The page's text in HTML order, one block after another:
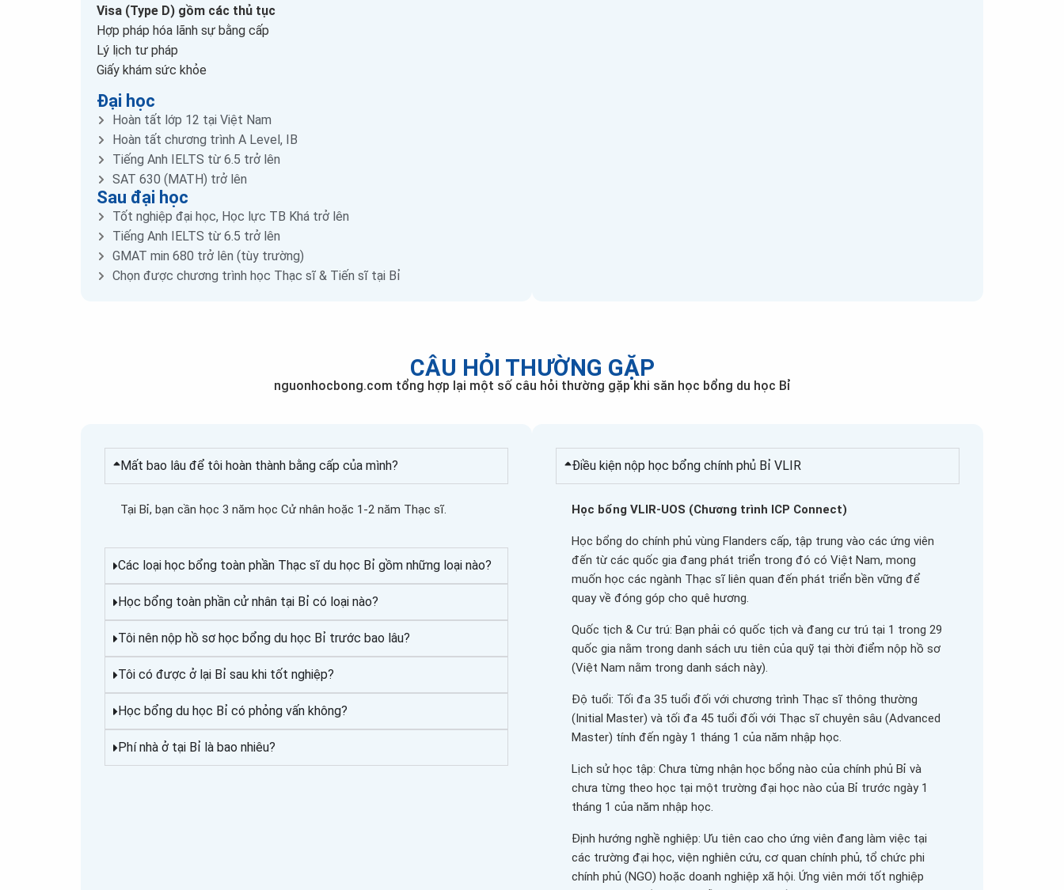
Visa (Type D) gồm các thủ tục
Hợp pháp hóa lãnh sự bằng cấp
Lý lịch tư pháp
Giấy khám sức khỏe
Đại học
Hoàn tất lớp 12 tại Việt Nam
Hoàn tất chương trình A Level, IB
Tiếng Anh IELTS từ 6.5 trở lên
SAT 630 (MATH) trở lên
Sau đại học
Tốt nghiệp đại học, Học lực TB Khá trở lên
Tiếng Anh IELTS từ 6.5 trở lên
GMAT min 680 trở lên (tùy trường)
Chọn được chương trình học Thạc sĩ & Tiến sĩ tại Bỉ
CÂU HỎI THƯỜNG GẶP
nguonhocbong.com tổng hợp lại một số câu hỏi thường gặp khi săn học bổng du học Bỉ
Mất bao lâu để tôi hoàn thành bằng cấp của mình?
Tại Bỉ, bạn cần học 3 năm học Cử nhân hoặc 1-2 năm Thạc sĩ.
Các loại học bổng toàn phần Thạc sĩ du học Bỉ gồm những loại nào?
Học bổng toàn phần cử nhân tại Bỉ có loại nào?
Tôi nên nộp hồ sơ học bổng du học Bỉ trước bao lâu?
Tôi có được ở lại Bỉ sau khi tốt nghiệp?
Học bổng du học Bỉ có phỏng vấn không?
Phí nhà ở tại Bỉ là bao nhiêu?
Điều kiện nộp học bổng chính phủ Bỉ VLIR
Học bổng VLIR-UOS (Chương trình ICP Connect)
Học bổng do chính phủ vùng Flanders cấp, tập trung vào các ứng viên
đến từ các quốc gia đang phát triển trong đó có Việt Nam, mong
muốn học các ngành Thạc sĩ liên quan đến phát triển bền vững để
quay về đóng góp cho quê hương.
Quốc tịch & Cư trú: Bạn phải có quốc tịch và đang cư trú tại 1 trong 29
quốc gia nằm trong danh sách ưu tiên của quỹ tại thời điểm nộp hồ sơ
(Việt Nam nằm trong danh sách này).
Độ tuổi: Tối đa 35 tuổi đối với chương trình Thạc sĩ thông thường
(Initial Master) và tối đa 45 tuổi đối với Thạc sĩ chuyên sâu (Advanced
Master) tính đến ngày 1 tháng 1 của năm nhập học.
Lịch sử học tập: Chưa từng nhận học bổng nào của chính phủ Bỉ và
chưa từng theo học tại một trường đại học nào của Bỉ trước ngày 1
tháng 1 của năm nhập học.
Định hướng nghề nghiệp: Ưu tiên cao cho ứng viên đang làm việc tại
các trường đại học, viện nghiên cứu, cơ quan chính phủ, tổ chức phi
chính phủ (NGO) hoặc doanh nghiệp xã hội. Ứng viên mới tốt nghiệp